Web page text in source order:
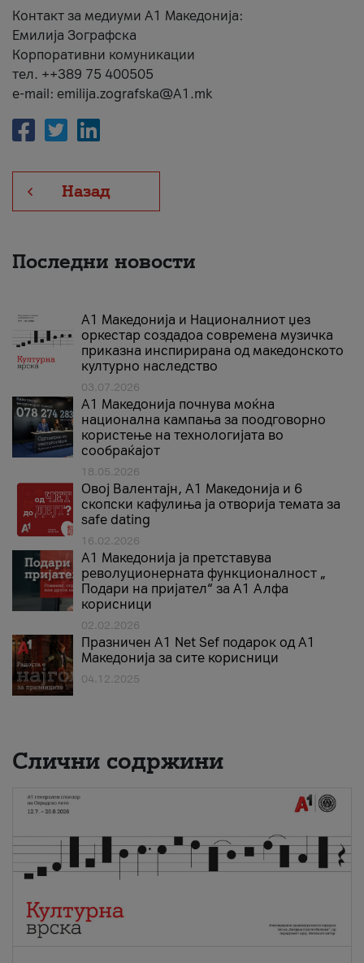
Контакт за медиуми А1 Македонија:
Емилија Зографска
Корпоративни комуникации
тел. ++389 75 400505
e-mail: emilija.zografska@A1.mk
Назад
Последни новости
А1 Македонија и Националниот џез
оркестар создадоа современа музичка
приказна инспирирана од македонското
културно наследство
03.07.2026
A1 Македонија почнува моќна
национална кампања за поодговорно
користење на технологијата во
сообраќајот
18.05.2026
Овој Валентајн, A1 Македонија и 6
скопски кафулиња ја отворија темата за
safe dating
16.02.2026
А1 Македонија ја претставува
револуционерната функционалност „
Подари на пријател“ за А1 Алфа
корисници
02.02.2026
Празничен A1 Net Sеf подарок од А1
Македонија за сите корисници
04.12.2025
Слични содржини